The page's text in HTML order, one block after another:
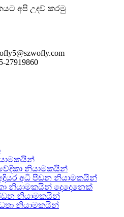
අපි උදව් කරමු
27919860
නියාමකයින්
අධි පීඩන නියාමකයින්
නියාමකයින් දෙදෙනෙක්
නියාමකයින්
නියාමකයින්